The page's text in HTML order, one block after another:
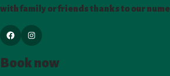
with family or friends thanks to our
F
a
I
n
Book now